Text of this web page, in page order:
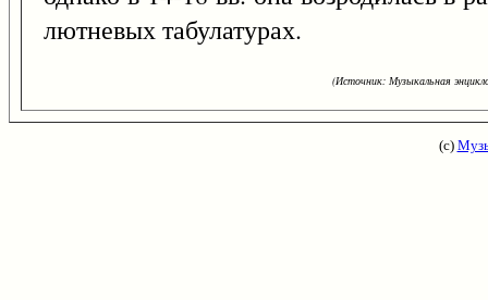
лютневых табулатурах.
(Источник: Музыкальная
(с)